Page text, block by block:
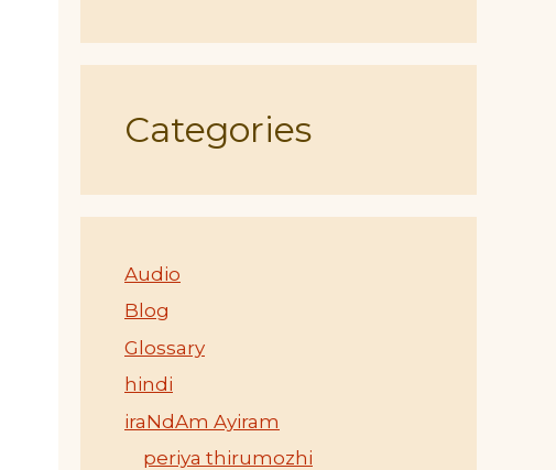
Categories
Audio
Blog
Glossary
hindi
iraNdAm Ayiram
periya thirumozhi